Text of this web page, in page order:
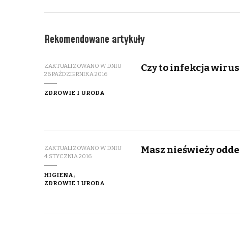
Rekomendowane artykuły
ZAKTUALIZOWANO W DNIU
26 PAŹDZIERNIKA 2016
ZDROWIE I URODA
Czy to infekcja
ZAKTUALIZOWANO W DNIU
4 STYCZNIA 2016
HIGIENA
ZDROWIE I URODA
Masz nieświeży